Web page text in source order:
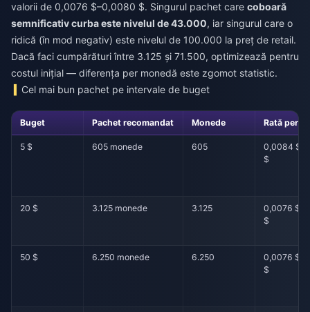
valorii de 0,0076 $–0,0080 $. Singurul pachet care coboară
semnificativ curba este nivelul de 43.000, iar singurul care o
ridică (în mod negativ) este nivelul de 100.000 la preț de retail.
Dacă faci cumpărături între 3.125 și 71.500, optimizează pentru
costul inițial — diferența per monedă este zgomot statistic.
Cel mai bun pachet pe intervale de buget
Buget Pachet recomandat Monede Rată per
5 $ 605 monede 605
0,0084
$
20 $ 3.125 monede 3.125
0,0076
$
50 $ 6.250 monede 6.250
0,0076
$